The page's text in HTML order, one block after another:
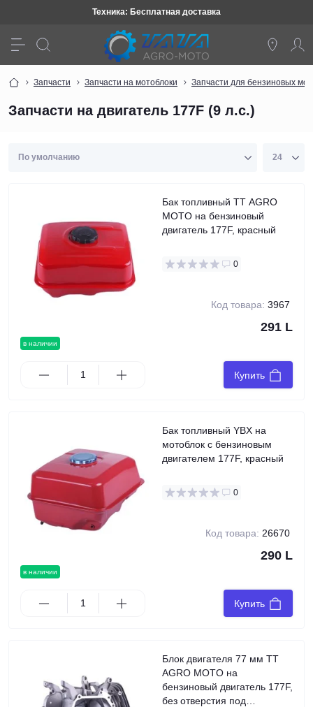
Техника: Бесплатная доставка
Запчасти Запчасти на мотоблоки Запчасти для бензиновых
Запчасти на двигатель 177F (9 л.с.)
в наличии
Бак топливный TT AGRO
MOTO на бензиновый
двигатель 177F, красный
0
Код товара: 3967
291 L
Купить
в наличии
Бак топливный YBX на
мотоблок с бензиновым
двигателем 177F, красный
0
Код товара: 26670
290 L
Купить
Блок двигателя 77 мм TT
AGRO MOTO на
бензиновый двигатель 177F,
без отверстия под